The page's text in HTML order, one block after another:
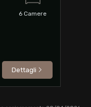
6 Camere
Dettagli